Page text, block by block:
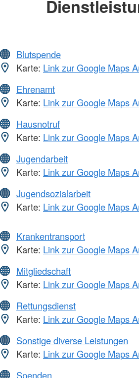
Blutspende
Karte: Link zur Google Maps
Ehrenamt
Karte: Link zur Google Maps
Hausnotruf
Karte: Link zur Google Maps
Jugendarbeit
Karte: Link zur Google Maps
Jugendsozialarbeit
Karte: Link zur Google Maps
Krankentransport
Karte: Link zur Google Maps
Mitgliedschaft
Karte: Link zur Google Maps
Rettungsdienst
Karte: Link zur Google Maps
Sonstige diverse Leistungen
Karte: Link zur Google Maps
Spenden